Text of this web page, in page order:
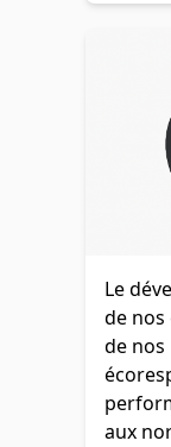
Le
de nos
de
aux